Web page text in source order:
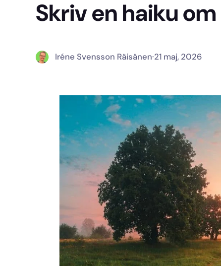
Skriv en haiku
Iréne Svensson Räisänen·21 maj, 2026